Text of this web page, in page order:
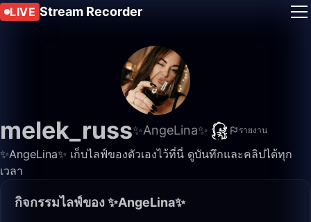
LIVE Stream Recorder
melek_russ✨AngeLina✨ รายงาน
✨AngeLina✨ เก็บไลฟ์ของตัวเองไว้ที่นี่ ดูบันทึกและคลิปได้ทุก
เวลา
กิจกรรมไลฟ์ของ ✨AngeLina✨